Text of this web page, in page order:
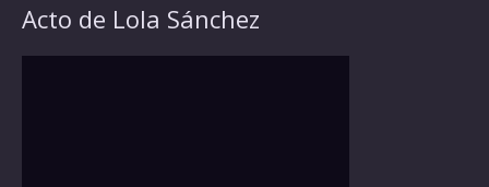
Acto de Lola Sánchez